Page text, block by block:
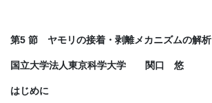
第5 節 ヤモリの接着・剥離メカニズムの解析
国立大学法人東京科学大学 関口 悠
はじめに